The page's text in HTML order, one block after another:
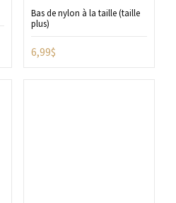
Bas de nylon à la taille (taille
plus)
6,99$